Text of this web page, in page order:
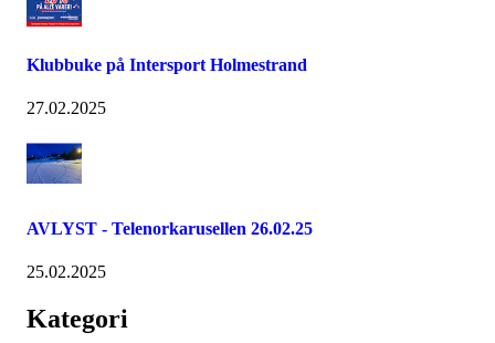
Klubbuke på Intersport Holmestrand
27.02.2025
AVLYST - Telenorkarusellen 26.02.25
25.02.2025
Kategori